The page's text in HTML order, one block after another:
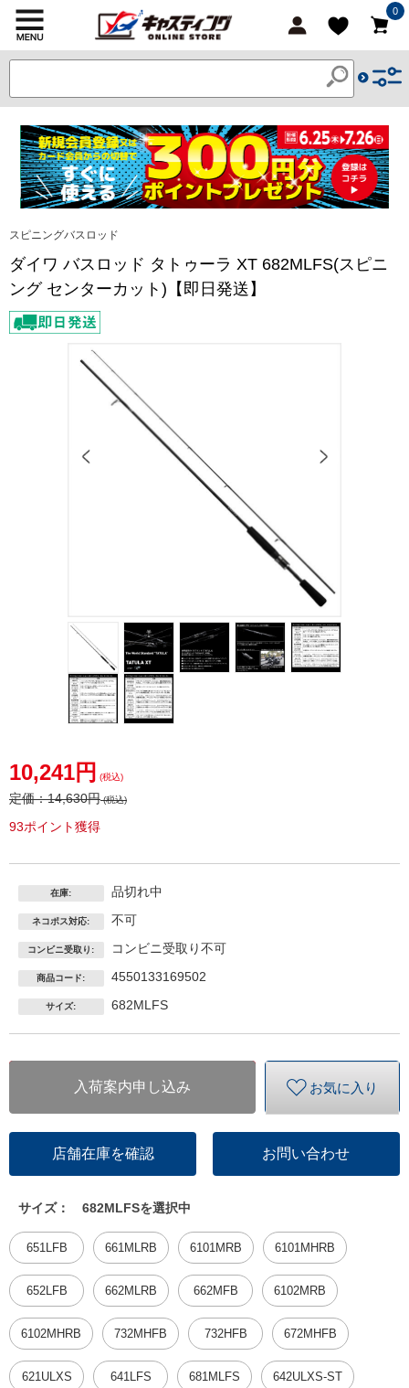
0
スピニングバスロッド
ダイワ バスロッド タトゥーラ XT 682MLFS(スピニ
ング センターカット)【即日発送】
10,241円 (税込)
定価：14,630円(税込)
93ポイント獲得
在庫: 品切れ中
ネコポス対応: 不可
コンビニ受取り: コンビニ受取り不可
商品コード: 4550133169502
サイズ: 682MLFS
入荷案内申し込み お気に入り
店舗在庫を確認 お問い合わせ
サイズ： 682MLFSを選択中
651LFB 661MLRB 6101MRB 6101MHRB
652LFB 662MLRB 662MFB 6102MRB
6102MHRB 732MHFB 732HFB 672MHFB
621ULXS 641LFS 681MLFS 642ULXS-ST